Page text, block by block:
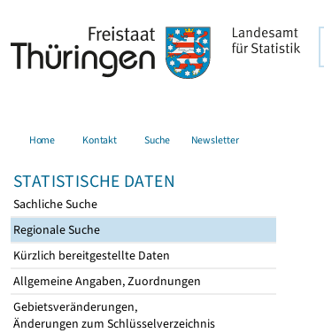
Home Kontakt Suche Newsletter
STATISTISCHE DATEN
Sachliche Suche
Regionale Suche
Kürzlich bereitgestellte Daten
Allgemeine Angaben, Zuordnungen
Gebietsveränderungen,
Änderungen zum Schlüsselverzeichnis